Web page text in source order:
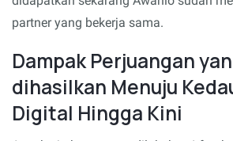
partner yang bekerja sama.
Dampak Perjuangan
dihasilkan Menuju
Digital Hingga Kini